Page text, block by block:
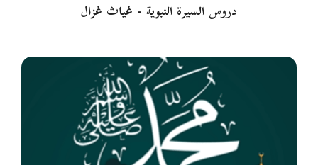
دروس السيرة النبوية - غياث غزال